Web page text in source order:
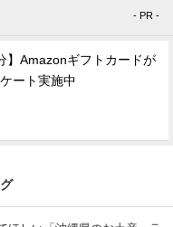
- PR -
】Amazonギフトカードが
ート実施中